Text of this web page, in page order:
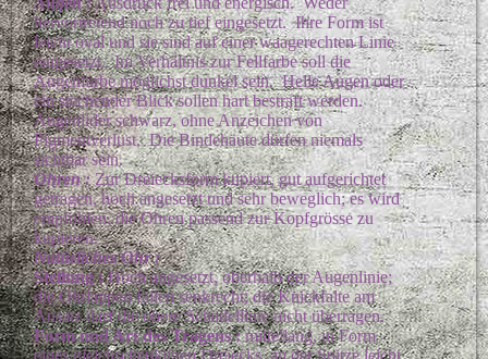
hervortretend noch zu tief eingesetzt. Ihre Form ist
leicht oval und sie sind auf einer waagerechten Linie
eingesetzt. Im Verhältnis zur Fellfarbe soll die
Augenfarbe möglichst dunkel sein. Helle Augen oder
ein stechender Blick sollen hart bestraft werden.
Augenlider schwarz, ohne Anzeichen von
Pigmentverlust. Die Bindehäute dürfen niemals
sichtbar sein.
Ohren :Zur Dreiecksform kupiert, gut aufgerichtet
getragen, hoch angesetzt und sehr beweglich; es wird
empfohlen, die Ohren passend zur Kopfgrösse zu
kupieren.
Natürliches Ohr :
Stellung :Hoch angesetzt, oberhalb der Augenlinie;
die Ohrlappen fallen senkrecht; die Knickfalte am
Ansatz darf die obere Schädellinie nicht überragen.
Form und Art des Tragens :mittellang, in Form
eines gleichschenkligen Dreiecks, an der Spitze leicht